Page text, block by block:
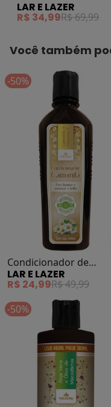
Jaborandi 400
LAR E LAZER
R$ 34,99R$ 69,99
Você também
-50%
Condicionador de
Camomila
LAR E LAZER
R$ 24,99R$ 49,99
-50%